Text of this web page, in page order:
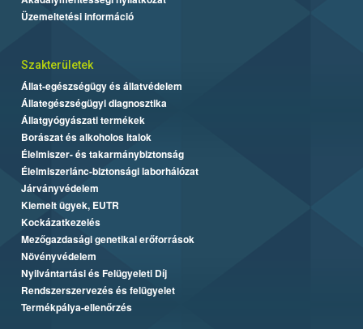
Üzemeltetési információ
Szakterületek
Állat-egészségügy és állatvédelem
Állategészségügyi diagnosztika
Állatgyógyászati termékek
Borászat és alkoholos italok
Élelmiszer- és takarmánybiztonság
Élelmiszerlánc-biztonsági laborhálózat
Járványvédelem
Kiemelt ügyek, EUTR
Kockázatkezelés
Mezőgazdasági genetikai erőforrások
Növényvédelem
Nyilvántartási és Felügyeleti Díj
Rendszerszervezés és felügyelet
Termékpálya-ellenőrzés